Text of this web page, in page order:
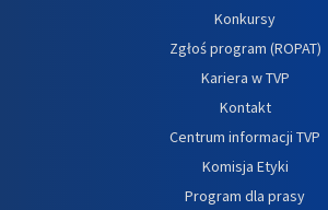
Konkursy
Zgłoś program (ROPAT)
Kariera w TVP
Kontakt
Centrum informacji TVP
Komisja Etyki
Program dla prasy